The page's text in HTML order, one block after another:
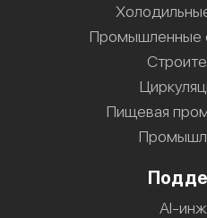
Промышленные
Пищевая
AI-